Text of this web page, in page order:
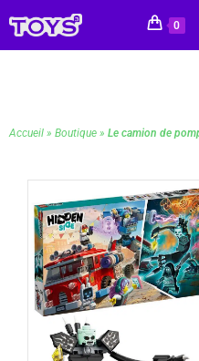
0
Accueil » Boutique » Le camion de